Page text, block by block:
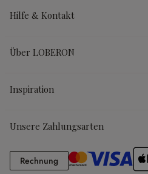
Hilfe & Kontakt
Über LOBERON
Inspiration
Unsere Zahlungsarten
RechnungRechnung